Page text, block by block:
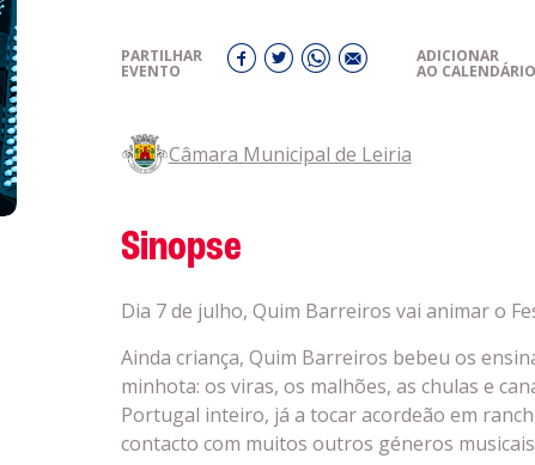
Desportivos
PARTILHAR
EVENTO
ADICIONAR
AO CALENDÁRIO
Câmara Municipal de Leiria
Sinopse
Dia 7 de julho, Quim Barreiros vai animar o
Ainda criança, Quim Barreiros bebeu os
minhota: os viras, os malhões, as chulas e
Portugal inteiro, já a tocar acordeão em
contacto com muitos outros géneros